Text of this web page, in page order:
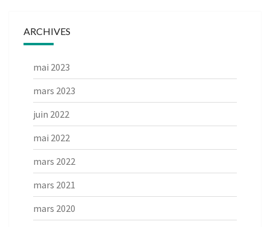
ARCHIVES
mai 2023
mars 2023
juin 2022
mai 2022
mars 2022
mars 2021
mars 2020